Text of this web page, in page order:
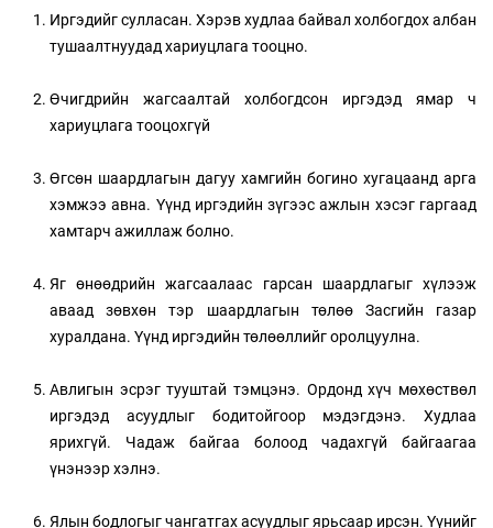
Иргэдийг сулласан. Хэрэв худлаа байвал холбогдох албан
тушаалтнуудад хариуцлага тооцно.
Өчигдрийн жагсаалтай холбогдсон иргэдэд ямар ч
хариуцлага тооцохгүй
Өгсөн шаардлагын дагуу хамгийн богино хугацаанд арга
хэмжээ авна. Үүнд иргэдийн зүгээс ажлын хэсэг гаргаад
хамтарч ажиллаж болно.
Яг өнөөдрийн жагсаалаас гарсан шаардлагыг хүлээж
аваад зөвхөн тэр шаардлагын төлөө Засгийн газар
хуралдана. Үүнд иргэдийн төлөөллийг оролцуулна.
Авлигын эсрэг тууштай тэмцэнэ. Ордонд хүч мөхөствөл
иргэдэд асуудлыг бодитойгоор мэдэгдэнэ. Худлаа
ярихгүй. Чадаж байгаа болоод чадахгүй байгаагаа
үнэнээр хэлнэ.
Ялын бодлогыг чангатгах асуудлыг ярьсаар ирсэн. Үүнийг